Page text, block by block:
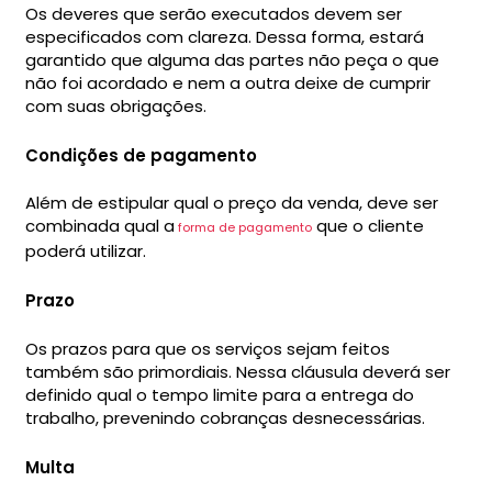
Os deveres que serão executados devem ser
especificados com clareza. Dessa forma, estará
garantido que alguma das partes não peça o que
não foi acordado e nem a outra deixe de cumprir
com suas obrigações.
Condições de pagamento
Além de estipular qual o preço da venda, deve ser
combinada qual aforma de pagamento que o cliente
poderá utilizar.
Prazo
Os prazos para que os serviços sejam feitos
também são primordiais. Nessa cláusula deverá ser
definido qual o tempo limite para a entrega do
trabalho, prevenindo cobranças desnecessárias.
Multa